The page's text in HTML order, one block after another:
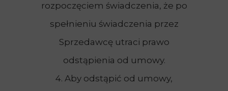
rozpoczęciem świadczenia, że po
spełnieniu świadczenia przez
Sprzedawcę utraci prawo
odstąpienia od umowy.
4. Aby odstąpić od umowy,